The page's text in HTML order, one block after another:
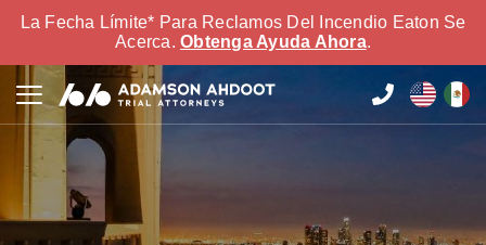
La Fecha Límite* Para Reclamos Del Incendio Eaton Se
Acerca. Obtenga Ayuda Ahora.